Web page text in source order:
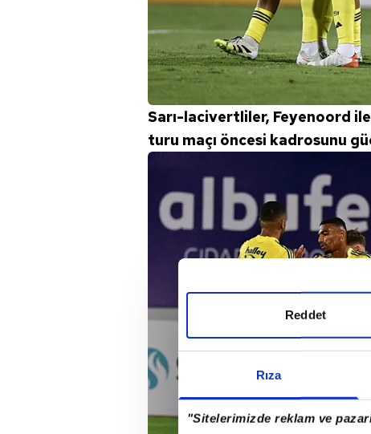
Rıza
"Sitelerimizde reklam ve
Reddet
Sarı-lacivertliler, Feyenoord
turu maçı öncesi kadrosunu